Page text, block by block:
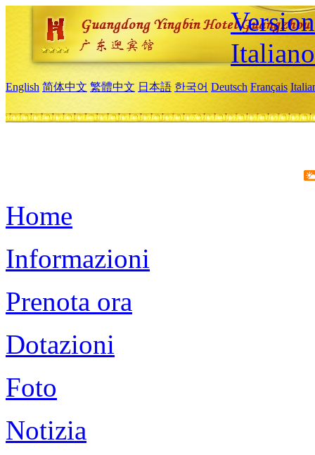
Italiano
English 简体中文 繁體中文 日本語 한국어 Deutsch Français
Home
Informazioni
Prenota ora
Dotazioni
Foto
Notizia